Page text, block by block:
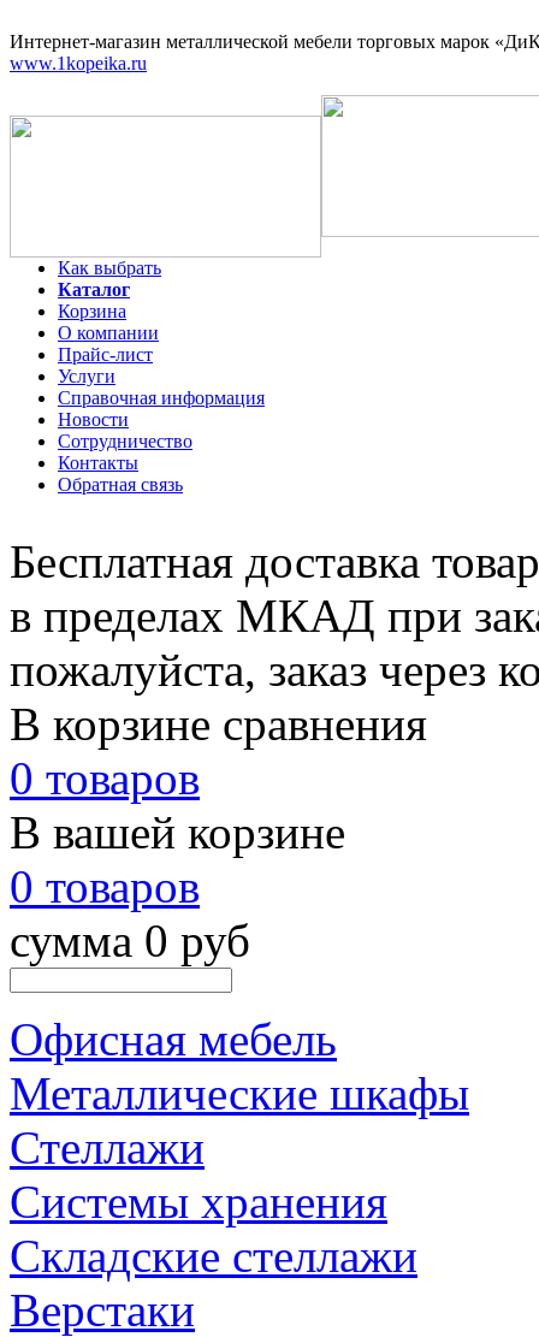
Интернет-магазин металлической мебели торговых марок
www.1kopeika.ru
Как выбрать
Каталог
Корзина
О компании
Прайс-лист
Услуги
Справочная информация
Новости
Сотрудничество
Контакты
Обратная связь
Бесплатная доставка
в пределах МКАД при
пожалуйста, заказ через
В корзине сравнения
0 товаров
В вашей корзине
0 товаров
сумма 0 руб
Офисная мебель
Металлические шкафы
Стеллажи
Системы хранения
Складские стеллажи
Верстаки